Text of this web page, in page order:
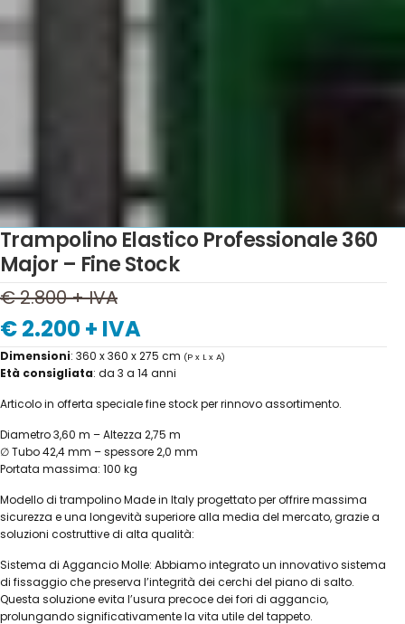
Trampolino Elastico Professionale 360
Major – Fine Stock
€ 2.800 + IVA
€ 2.200 + IVA
Dimensioni: 360 x 360 x 275 cm (P x L x A)
Età consigliata: da 3 a 14 anni
Articolo in offerta speciale fine stock per rinnovo assortimento.
Diametro 3,60 m – Altezza 2,75 m
∅ Tubo 42,4 mm – spessore 2,0 mm
Portata massima: 100 kg
Modello di trampolino Made in Italy progettato per offrire massima
sicurezza e una longevità superiore alla media del mercato, grazie a
soluzioni costruttive di alta qualità:
Sistema di Aggancio Molle: Abbiamo integrato un innovativo sistema
di fissaggio che preserva l’integrità dei cerchi del piano di salto.
Questa soluzione evita l’usura precoce dei fori di aggancio,
prolungando significativamente la vita utile del tappeto.